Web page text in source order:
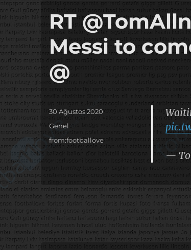
RT
Messi to
@
—
Yayın
tarihi
30 Ağustos 2020
Kategoriler
Genel
Etiketler
from:footballove